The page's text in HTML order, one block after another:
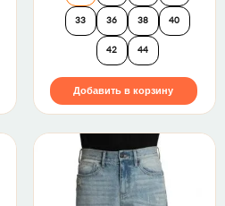
33 36 38 40
42 44
Добавить в корзину